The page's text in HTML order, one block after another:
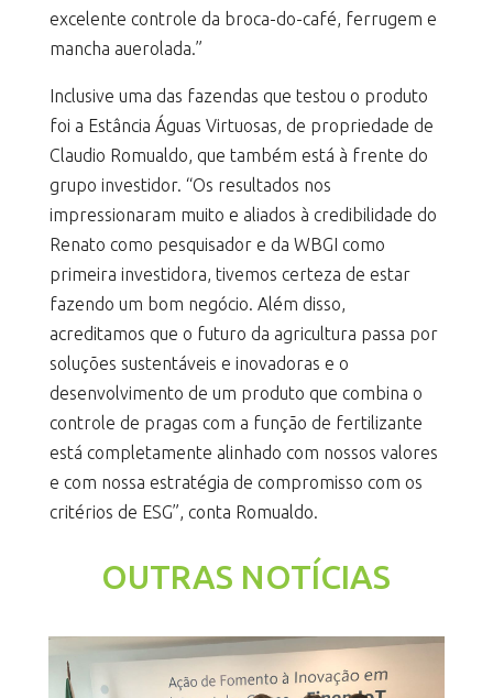
excelente controle da broca-do-café, ferrugem e
mancha auerolada.”
Inclusive uma das fazendas que testou o produto
foi a Estância Águas Virtuosas, de propriedade de
Claudio Romualdo, que também está à frente do
grupo investidor. “Os resultados nos
impressionaram muito e aliados à credibilidade do
Renato como pesquisador e da WBGI como
primeira investidora, tivemos certeza de estar
fazendo um bom negócio. Além disso,
acreditamos que o futuro da agricultura passa por
soluções sustentáveis e inovadoras e o
desenvolvimento de um produto que combina o
controle de pragas com a função de fertilizante
está completamente alinhado com nossos valores
e com nossa estratégia de compromisso com os
critérios de ESG”, conta Romualdo.
OUTRAS NOTÍCIAS